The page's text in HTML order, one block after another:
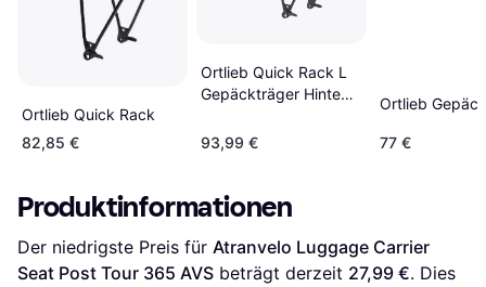
Ortlieb Quick Rack
82,85 €
Ortlieb Quick Rack L
Gepäckträger Hinten
93,99 €
Ortlieb
77 €
Produktinformationen
Der niedrigste Preis für Atranvelo Luggage Carrier
Seat Post Tour 365 AVS beträgt derzeit 27,99 €. Dies